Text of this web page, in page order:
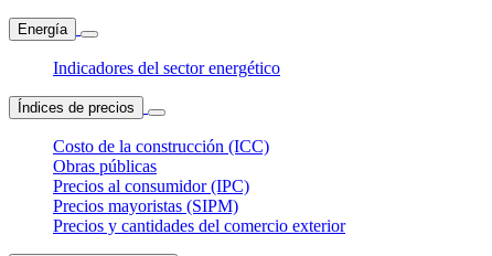
Energía
Indicadores del sector energético
Índices de precios
Costo de la construcción (ICC)
Obras públicas
Precios al consumidor (IPC)
Precios mayoristas (SIPM)
Precios y cantidades del comercio exterior